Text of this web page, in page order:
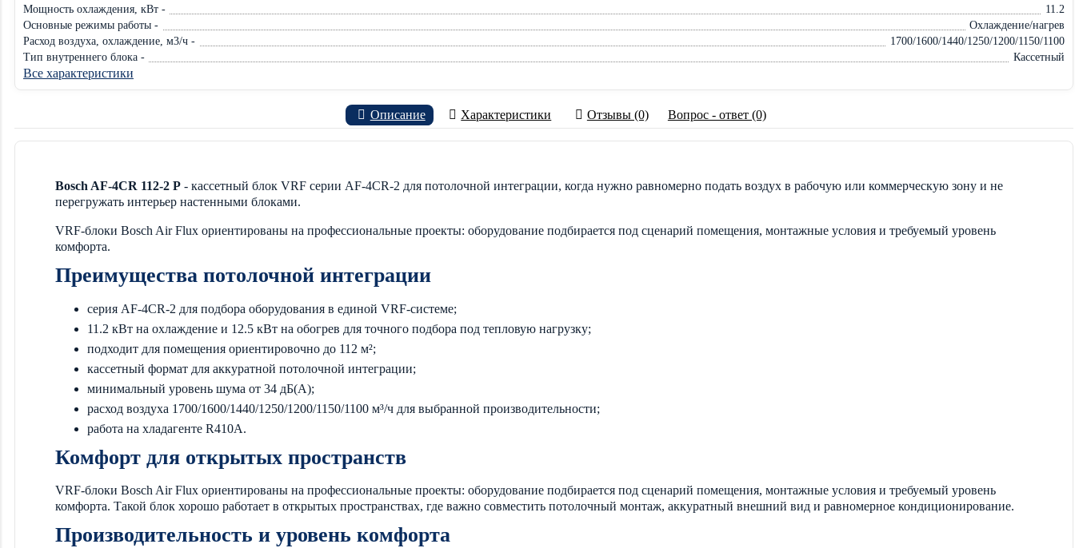
Мощность охлаждения, кВт -
11.2
Основные режимы работы -
Охлаждение/нагрев
Расход воздуха, охлаждение, м3/ч -
1700/1600/1440/1250/1200/1150/1100
Тип внутреннего блока -
Кассетный
Все характеристики
Описание Характеристики Отзывы (0) Вопрос - ответ (0)
Bosch AF-4CR 112-2 P - кассетный блок VRF серии AF-4CR-2 для потолочной интеграции, когда нужно равномерно подать воздух в рабочую или коммерческую зону и не
перегружать интерьер настенными блоками.
VRF-блоки Bosch Air Flux ориентированы на профессиональные проекты: оборудование подбирается под сценарий помещения, монтажные условия и требуемый уровень
комфорта.
Преимущества потолочной интеграции
серия AF-4CR-2 для подбора оборудования в единой VRF-системе;
11.2 кВт на охлаждение и 12.5 кВт на обогрев для точного подбора под тепловую нагрузку;
подходит для помещения ориентировочно до 112 м²;
кассетный формат для аккуратной потолочной интеграции;
минимальный уровень шума от 34 дБ(А);
расход воздуха 1700/1600/1440/1250/1200/1150/1100 м³/ч для выбранной производительности;
работа на хладагенте R410A.
Комфорт для открытых пространств
VRF-блоки Bosch Air Flux ориентированы на профессиональные проекты: оборудование подбирается под сценарий помещения, монтажные условия и требуемый уровень
комфорта. Такой блок хорошо работает в открытых пространствах, где важно совместить потолочный монтаж, аккуратный внешний вид и равномерное кондиционирование.
Производительность и уровень комфорта